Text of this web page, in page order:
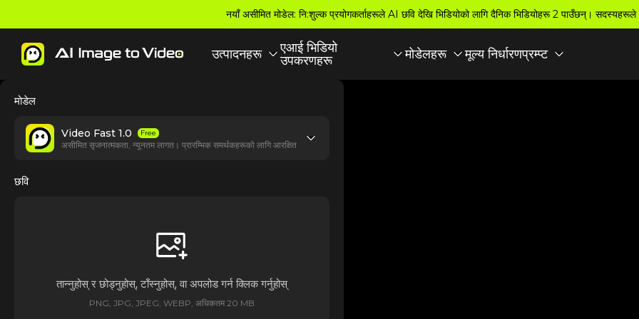
नयाँ असीमित मोडेल: नि:शुल्क प्रयोगकर्ताहरूले AI छवि देखि भिडियोको लागि दैनिक भिडियोहरू 2 पाउँछन्। सदस्यहरूले
उत्पादनहरू
एआई भिडियो
उपकरणहरू
मोडेलहरू मूल्य निर्धारणप्रम्प्ट
मोडेल
Video Fast 1.0 Free
असीमित सृजनात्मकता, न्यूनतम लागत। प्रारम्भिक समर्थकहरूको लागि आरक्षित
छवि
तान्नुहोस् र छोड्नुहोस्, टाँस्नुहोस्, वा अपलोड गर्न क्लिक गर्नुहोस्
PNG, JPG, JPEG, WEBP, अधिकतम 20 MB